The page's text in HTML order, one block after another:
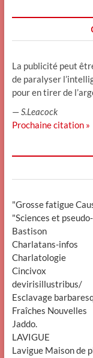
La publicité peut
de paralyser
pour en tirer de
—S.Leacock
Prochaine citation »
"Grosse fatigue
"Sciences et
Bastison
Charlatans-infos
Charlatologie
Cincivox
devirisillustribus/
Esclavage
Fraîches Nouvelles
Jaddo.
LAVIGUE
Lavigue Maison de